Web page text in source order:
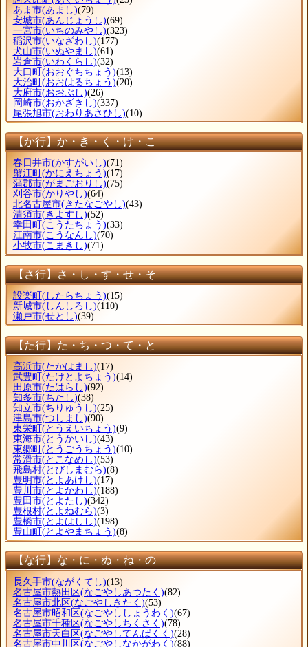
あま市(あまし)(79)
安城市(あんじょうし)(69)
一宮市(いちのみやし)(323)
稲沢市(いなざわし)(177)
犬山市(いぬやまし)(61)
岩倉市(いわくらし)(32)
大口町(おおぐちちょう)(13)
大治町(おおはるちょう)(20)
大府市(おおぶし)(26)
岡崎市(おかざきし)(337)
尾張旭市(おわりあさひし)(10)
【か行】か・き・く・け・こ
春日井市(かすがいし)(71)
蟹江町 (かにえちょう)(17)
蒲郡市(がまごおりし)(75)
刈谷市(かりやし)(64)
北名古屋市(きたなごやし)(43)
清須市(きよすし)(52)
幸田町 (こうたちょう)(33)
江南市(こうなんし)(70)
小牧市(こまきし)(71)
【さ行】さ・し・す・せ・そ
設楽町 (したらちょう)(15)
新城市(しんしろし)(110)
瀬戸市(せとし)(39)
【た行】た・ち・つ・て・と
高浜市(たかはまし)(17)
武豊町 (たけとよちょう)(14)
田原市(たはらし)(92)
知多市(ちたし)(38)
知立市(ちりゅうし)(25)
津島市(つしまし)(90)
東栄町 (とうえいちょう)(9)
東海市(とうかいし)(43)
東郷町 (とうごうちょう)(10)
常滑市(とこなめし)(53)
飛島村(とびしまむら)(8)
豊明市(とよあけし)(17)
豊川市(とよかわし)(188)
豊田市(とよたし)(342)
豊根村(とよねむら)(3)
豊橋市(とよはしし)(198)
豊山町 (とよやまちょう)(8)
【な行】な・に・ぬ・ね・の
長久手市(ながくてし)(13)
名古屋市熱田区(なごやしあつたく)(82)
名古屋市北区(なごやしきたく)(53)
名古屋市昭和区(なごやししょうわく)(67)
名古屋市千種区(なごやしちくさく)(78)
名古屋市天白区(なごやしてんぱくく)(28)
名古屋市中川区(なごやしなかがわく)(88)